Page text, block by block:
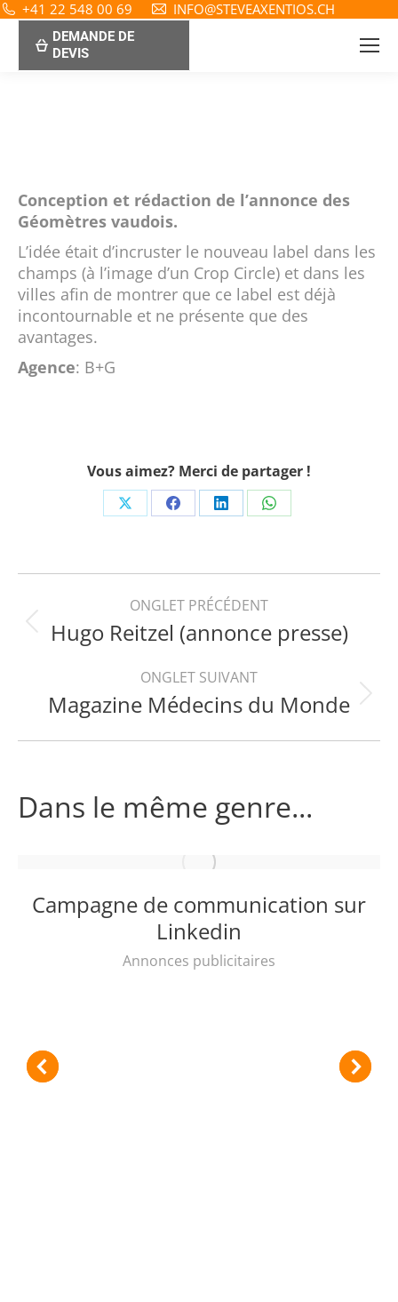
+41 22 548 00 69 INFO@STEVEAXENTIOS.CH
DEMANDE DE
DEVIS
Conception et rédaction de l’annonce des
Géomètres vaudois.
L’idée était d’incruster le nouveau label dans les
champs (à l’image d’un Crop Circle) et dans les
villes afin de montrer que ce label est déjà
incontournable et ne présente que des
avantages.
Agence: B+G
Vous aimez? Merci de partager !
Share
X
Share
Facebook
Share
LinkedIn
Share
WhatsApp
Navigation
de
commentaire
ONGLET PRÉCÉDENT
Onglet
Hugo Reitzel (annonce presse)
ONGLET SUIVANT
Projets
Magazine Médecins du Monde
Dans le même genre...
Campagne de communication sur
Linkedin
Annonces publicitaires